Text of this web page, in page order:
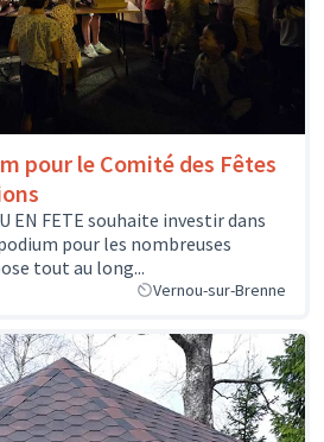
pour le Comité des Fêtes
EN FETE souhaite investir dans
pour les nombreuses
tout au long...
Vernou-sur-Brenne